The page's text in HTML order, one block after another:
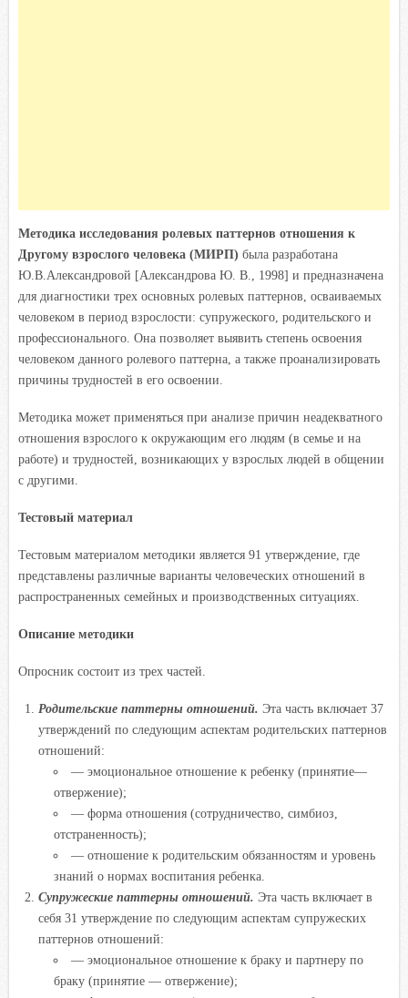
Методика исследования ролевых паттернов отношения к
Другому взрослого человека (МИРП) была разработана
Ю.В.Александровой [Александрова Ю. В., 1998] и предназначена
для диагностики трех основных ролевых паттернов, осваиваемых
человеком в период взрослости: супружеского, родительского и
профессионального. Она позволяет выявить степень освоения
человеком данного ролевого паттерна, а также проанализировать
причины трудностей в его освоении.
Методика может применяться при анализе причин неадекватного
отношения взрослого к окружающим его людям (в семье и на
работе) и трудностей, возникающих у взрослых людей в общении
с другими.
Тестовый материал
Тестовым материалом методики является 91 утверждение, где
представлены различные варианты человеческих отношений в
распространенных семейных и производственных ситуациях.
Описание методики
Опросник состоит из трех частей.
Родительские паттерны отношений. Эта часть включает 37
утверждений по следующим аспектам родительских паттернов
отношений:
— эмоциональное отношение к ребенку (принятие—
отвержение);
— форма отношения (сотрудничество, симбиоз,
отстраненность);
— отношение к родительским обязанностям и уровень
знаний о нормах воспитания ребенка.
Супружеские паттерны отношений. Эта часть включает в
себя 31 утверждение по следующим аспектам супружеских
паттернов отношений:
— эмоциональное отношение к браку и партнеру по
браку (принятие — отвержение);